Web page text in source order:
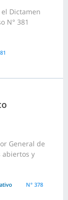
Dictamen
N° 381
General de
abiertos y
N° 378